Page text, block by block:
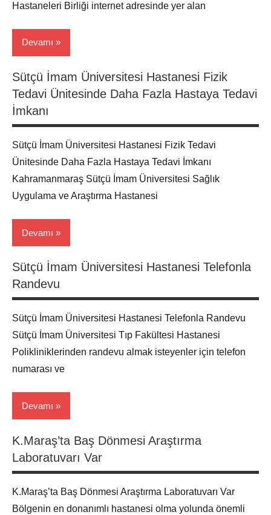
Hastaneleri Birliği internet adresinde yer alan
Devamı
Hasta
Haber
Maraş
Sütçü İmam Üniversitesi Hastanesi Fizik
Tedavi Ünitesinde Daha Fazla Hastaya Tedavi
İmkanı
Sütçü İmam Üniversitesi Hastanesi Fizik Tedavi
Ünitesinde Daha Fazla Hastaya Tedavi İmkanı
Kahramanmaraş Sütçü İmam Üniversitesi Sağlık
Uygulama ve Araştırma Hastanesi
Devamı
Hasta
Haber
Maraş
Sütçü İmam Üniversitesi Hastanesi Telefonla
Randevu
Sütçü İmam Üniversitesi Hastanesi Telefonla Randevu
Sütçü İmam Üniversitesi Tıp Fakültesi Hastanesi
Polikliniklerinden randevu almak isteyenler için telefon
numarası ve
Devamı
Hasta
Haber
Maraş
K.Maraş’ta Baş Dönmesi Araştırma
Laboratuvarı Var
K.Maraş’ta Baş Dönmesi Araştırma Laboratuvarı Var
Bölgenin en donanımlı hastanesi olma yolunda önemli